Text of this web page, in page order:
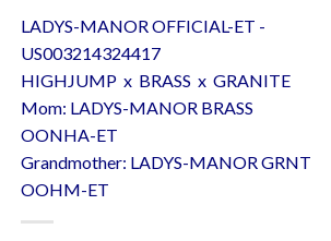
LADYS-MANOR OFFICIAL-ET -
US003214324417
HIGHJUMP x BRASS x GRANITE
Mom: LADYS-MANOR BRASS
OONHA-ET
Grandmother: LADYS-MANOR GRNT
OOHM-ET